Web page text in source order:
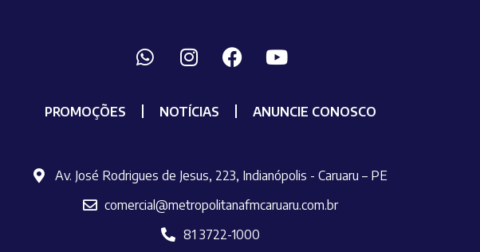
PROMOÇÕES NOTÍCIAS ANUNCIE CONOSCO
Av. José Rodrigues de Jesus, 223, Indianópolis - Caruaru – PE
comercial@metropolitanafmcaruaru.com.br
81 3722-1000